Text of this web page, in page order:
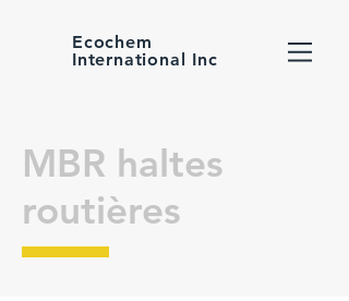
Ecochem
International Inc
MBR haltes
routières